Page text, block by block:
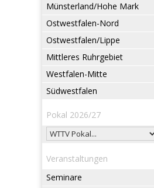
Münsterland/Hohe Mark
Ostwestfalen-Nord
Ostwestfalen/Lippe
Mittleres Ruhrgebiet
Westfalen-Mitte
Südwestfalen
Pokal 2026/27
Veranstaltungen
Seminare